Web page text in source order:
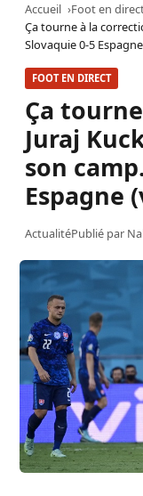
Accueil
Foot en
Ça tourne à la
Slovaquie 0-5
FOOT EN DIRECT
Ça
Juraj
son
Espagne
ActualitéPublié par